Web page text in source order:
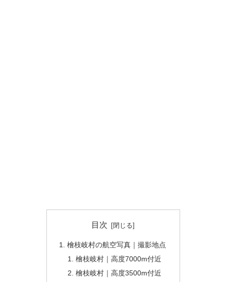
目次
檜枝岐村の航空写真｜撮影地点
檜枝岐村｜高度7000m付近
檜枝岐村｜高度3500m付近